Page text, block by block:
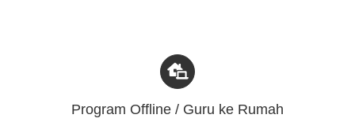
Program Offline / Guru ke Rumah